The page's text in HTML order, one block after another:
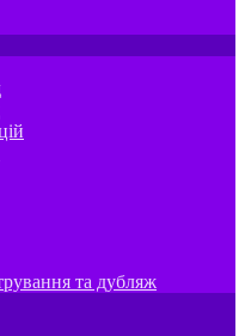
та дубляж